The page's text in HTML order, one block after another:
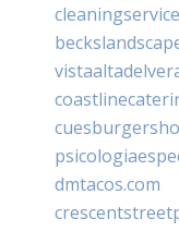
dmtacos.com